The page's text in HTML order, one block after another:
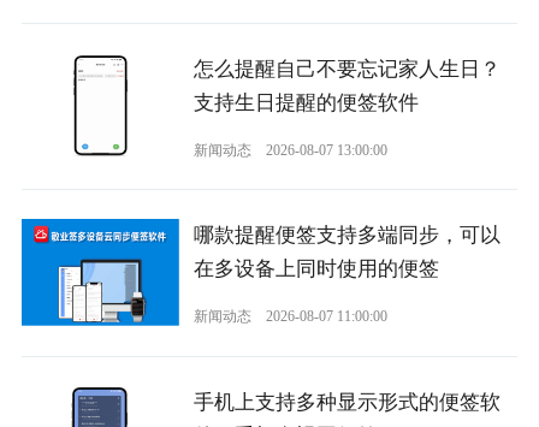
怎么提醒自己不要忘记家人生日？
支持生日提醒的便签软件
新闻动态 2026-08-07 13:00:00
哪款提醒便签支持多端同步，可以
在多设备上同时使用的便签
新闻动态 2026-08-07 11:00:00
手机上支持多种显示形式的便签软